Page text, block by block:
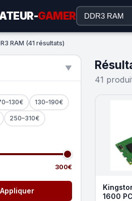
GAMER
RAM (41 résultats)
▲
130–190€
250–310€
300€
Appliquer
41
1600